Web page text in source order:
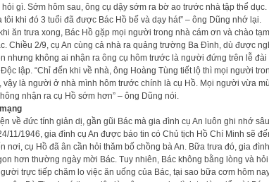
gì. Sớm hôm sau, ông cụ dậy sớm ra bờ ao trước nhà tập thể dục.
tôi khi đó 3 tuổi đã được Bác Hồ bế và dạy hát” – ông Dũng nhớ lại.
ăn trưa xong, Bác Hồ gặp mọi người trong nhà cám ơn và chào
Chiều 2/9, cụ An cùng cả nhà ra quảng trường Ba Đình, dù được
nhưng không ai nhận ra ông cụ hôm trước là người đứng trên lễ đài
lập. “Chỉ đến khi về nhà, ông Hoàng Tùng tiết lộ thì mọi người
vậy là người ở nhà mình hôm trước chính là cụ Hồ. Mọi người vừa
nhận ra cụ Hồ sớm hơn” – ông Dũng nói.
về đức tính giản dị, gần gũi Bác mà gia đình cụ An luôn ghi nhớ sâu
11/1946, gia đình cụ An được báo tin có Chủ tịch Hồ Chí Minh sẽ
nơi, cụ Hồ đã ân cần hỏi thăm bố chồng bà An. Bữa trưa đó, gia
hơn thường ngày mời Bác. Tuy nhiên, Bác không bằng lòng và
trực tiếp chăm lo việc ăn uống của Bác, tại sao bữa cơm hôm